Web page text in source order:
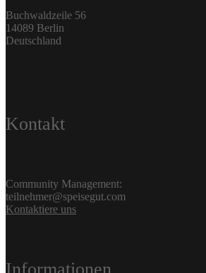
Buchwaldzeile 56
14089 Berlin
Deutschland
Kontakt
Community Management:
teilnehmer@speisegut.com
Kontaktiere uns
Informationen